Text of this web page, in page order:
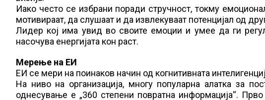
Иако често се избрани поради стручност, токму
мотивираат, да слушаат и да извлекуваат потенцијал од
Лидер кој има увид во своите емоции и умеe да ги
насочува енергијата кон раст.
Мерење на ЕИ
ЕИ се мери на поинаков начин од когнитивната
На ниво на организација, многу популарна алатка за
однесување е „360 степени повратна информација“.